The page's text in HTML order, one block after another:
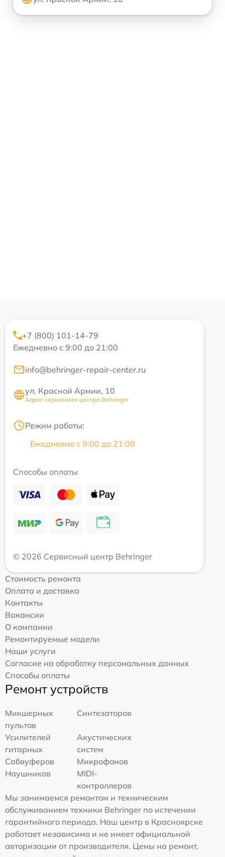
+7 (800) 101-14-79
Ежедневно с 9:00 до 21:00
info@behringer-repair-center.ru
ул. Красной Армии, 10
Адрес сервисного центра Behringer
Режим работы:
Ежедневно с 9:00 до 21:00
Способы оплаты
© 2026 Сервисный центр Behringer
Стоимость ремонта
Оплата и доставка
Контакты
Вакансии
О компании
Ремонтируемые модели
Наши услуги
Согласие на обработку персональных данных
Способы оплаты
Ремонт устройств
Микшерных
пультов
Синтезаторов
Усилителей
гитарных
Акустических
систем
Сабвуферов
Микрофонов
Наушников
MIDI-
контроллеров
Мы занимаемся ремонтом и техническим
обслуживанием техники Behringer по истечении
гарантийного периода. Наш центр в Красноярске
работает независимо и не имеет официальной
авторизации от производителя. Цены на ремонт,